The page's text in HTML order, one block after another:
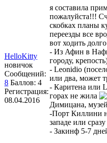
HelloKitty
новичок
Сообщений:
8 Баллов: 4
Регистрация:
08.04.2016
я составила
пожалуйста!!!
скобках планы
переезды все
вот ходить
- Из Афин в
городу,
- Leonidio
или два, может
- Каритена или
горах не жила
Димицана,
-Порт Киллини
западе или
- Закинф 5-7